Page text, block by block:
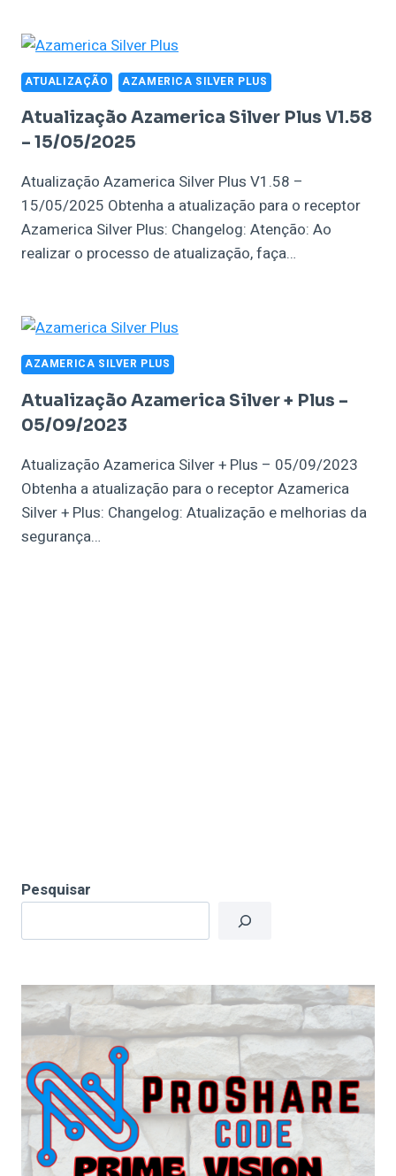
ATUALIZAÇÃO AZAMERICA SILVER PLUS
Atualização Azamerica Silver Plus V1.58
– 15/05/2025
Atualização Azamerica Silver Plus V1.58 –
15/05/2025 Obtenha a atualização para o receptor
Azamerica Silver Plus: Changelog: Atenção: Ao
realizar o processo de atualização, faça…
AZAMERICA SILVER PLUS
Atualização Azamerica Silver + Plus –
05/09/2023
Atualização Azamerica Silver + Plus – 05/09/2023
Obtenha a atualização para o receptor Azamerica
Silver + Plus: Changelog: Atualização e melhorias da
segurança…
Pesquisar